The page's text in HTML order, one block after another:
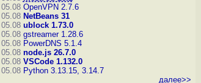
05.08 OpenVPN 2.7.6
05.08 NetBeans 31
05.08 ublock 1.73.0
05.08 gstreamer 1.28.6
05.08 PowerDNS 5.1.4
05.08 node.js 26.7.0
05.08 VSCode 1.132.0
05.08 Python 3.13.15, 3.14.7
далее>>